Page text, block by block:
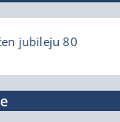
jubileju 80